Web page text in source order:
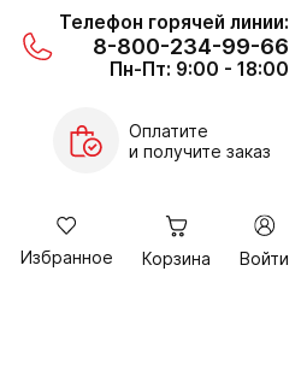
Телефон горячей линии:
8-800-234-99-66
Пн-Пт: 9:00 - 18:00
Оплатите
и получите заказ
Избранное Корзина Войти